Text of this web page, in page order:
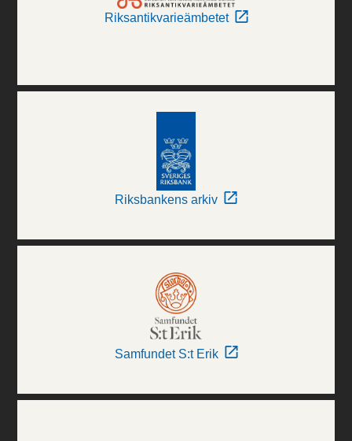
Riksantikvarieämbetet
Riksbankens arkiv
Samfundet S:t Erik